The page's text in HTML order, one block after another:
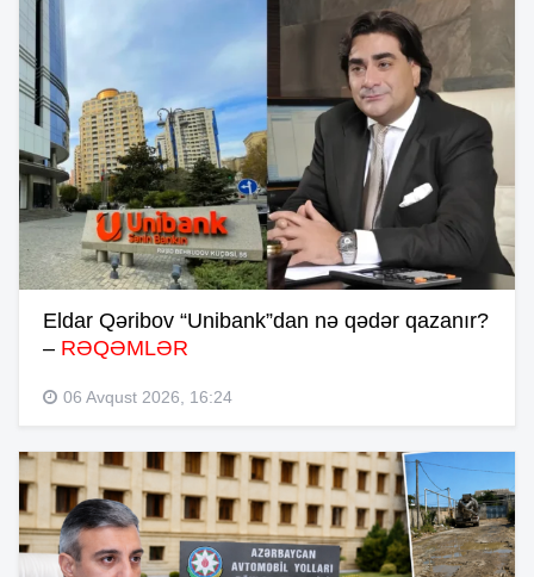
Eldar Qəribov “Unibank”dan nə qədər qazanır?
– RƏQƏMLƏR
06 Avqust 2026, 16:24